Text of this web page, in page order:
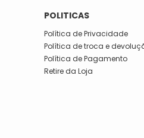
POLITICAS
Política de Privacidade
Política de troca e
Política de Pagamento
Retire da Loja